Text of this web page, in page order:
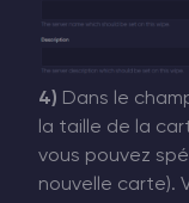
4) Dans le
la taille de la
vous pouvez
nouvelle carte).